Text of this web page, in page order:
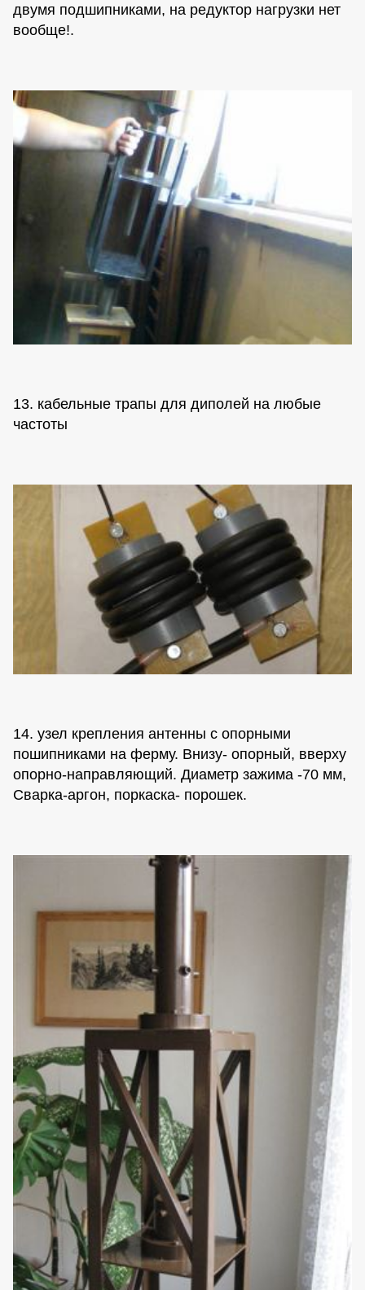
двумя подшипниками, на редуктор нагрузки нет
вообще!.
13. кабельные трапы для диполей на любые
частоты
14. узел крепления антенны с опорными
пошипниками на ферму. Внизу- опорный, вверху
опорно-направляющий. Диаметр зажима -70 мм,
Сварка-аргон, поркаска- порошек.